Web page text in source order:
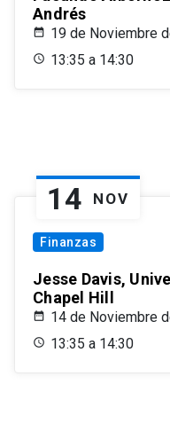
Andrés
19 de Noviembre
13:35 a 14:30
14 NOV
Finanzas
Jesse Davis,
Chapel Hill
14 de Noviembre
13:35 a 14:30